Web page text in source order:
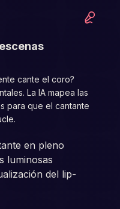
cante el coro?
La IA mapea las
para que el cantante